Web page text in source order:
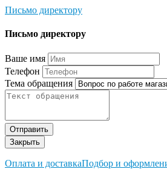
Письмо директору
Письмо директору
Ваше имя
Телефон
Тема обращения
Отправить
Закрыть
Оплата и доставкаПодбор и